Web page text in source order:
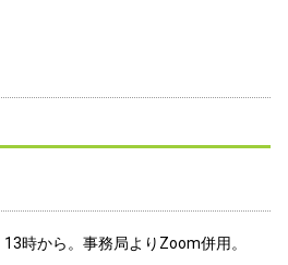
時から。事務局よりZoom併用。